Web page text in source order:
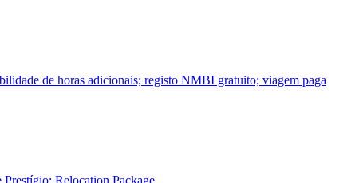
de horas adicionais; registo NMBI gratuito; viagem paga
Relocation Package